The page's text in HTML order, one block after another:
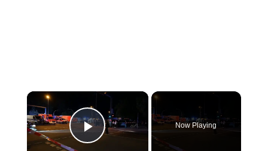
×
Play Video
Now Playing